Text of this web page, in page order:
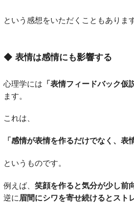
という感想をいただくこともあります
◆ 表情は感情にも影響する
心理学には 「表情フィードバック仮
ます。
これは、
「感情が表情を作るだけでなく、表
というものです。
例えば、 笑顔を作ると気分が少し前
逆に 眉間にシワを寄せ続けるとスト